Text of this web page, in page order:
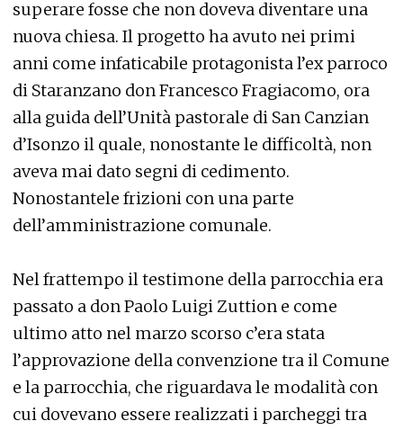
superare fosse che non doveva diventare una
nuova chiesa. Il progetto ha avuto nei primi
anni come infaticabile protagonista l’ex parroco
di Staranzano don Francesco Fragiacomo, ora
alla guida dell’Unità pastorale di San Canzian
d’Isonzo il quale, nonostante le difficoltà, non
aveva mai dato segni di cedimento.
Nonostantele frizioni con una parte
dell’amministrazione comunale.
Nel frattempo il testimone della parrocchia era
passato a don Paolo Luigi Zuttion e come
ultimo atto nel marzo scorso c’era stata
l’approvazione della convenzione tra il Comune
e la parrocchia, che riguardava le modalità con
cui dovevano essere realizzati i parcheggi tra